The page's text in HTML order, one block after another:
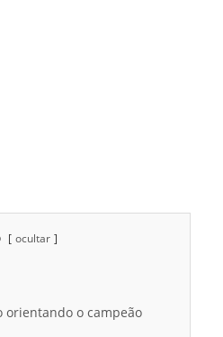
ocultar
orientando o campeão